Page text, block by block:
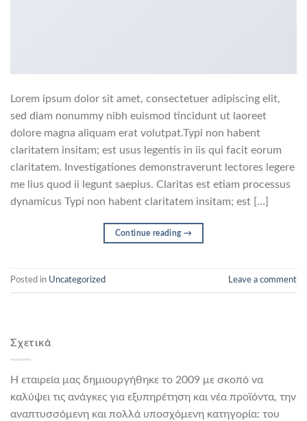
Lorem ipsum dolor sit amet, consectetuer adipiscing elit,
sed diam nonummy nibh euismod tincidunt ut laoreet
dolore magna aliquam erat volutpat.Typi non habent
claritatem insitam; est usus legentis in iis qui facit eorum
claritatem. Investigationes demonstraverunt lectores legere
me lius quod ii legunt saepius. Claritas est etiam processus
dynamicus Typi non habent claritatem insitam; est […]
Continue reading →
Posted in Uncategorized Leave a comment
Σχετικά
Η εταιρεία μας δημιουργήθηκε το 2009 με σκοπό να
καλύψει τις ανάγκες για εξυπηρέτηση και νέα προϊόντα, την
αναπτυσσόμενη και πολλά υποσχόμενη κατηγορία: του